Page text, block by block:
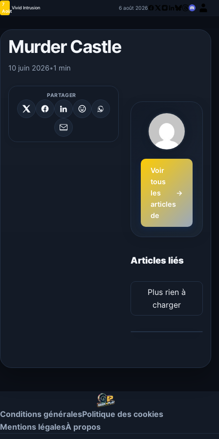
7
Août
Vivid Intrusion 6 août 2026
Murder Castle
10 juin 2026•1 min
PARTAGER
Voir
tous
les
articles
de
→
Articles liés
Plus rien à
charger
Conditions généralesPolitique des cookies
Mentions légalesÀ propos